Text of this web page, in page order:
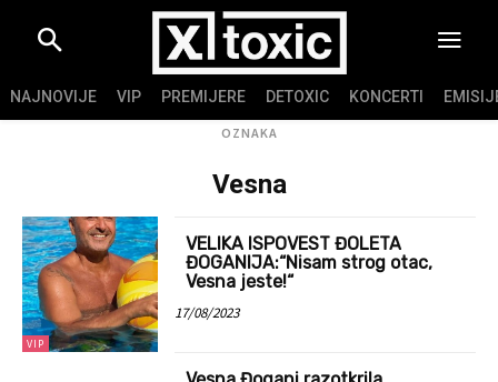
NAJNOVIJE VIP PREMIJERE DETOXIC KONCERTI
OZNAKA
Vesna
VIP
VELIKA ISPOVEST ĐOLETA
ĐOGANIJA:“Nisam strog otac,
Vesna jeste!“
17/08/2023